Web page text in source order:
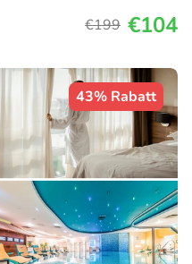
€199 €104
43% Rabatt